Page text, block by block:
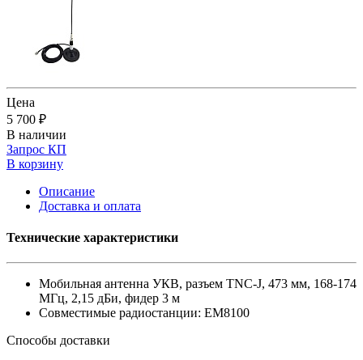
Цена
5 700 ₽
В наличии
Запрос КП
В корзину
Описание
Доставка и оплата
Технические характеристики
Мобильная антенна УКВ, разъем TNC-J, 473 мм, 168-174
МГц, 2,15 дБи, фидер 3 м
Совместимые радиостанции: EM8100
Способы доставки